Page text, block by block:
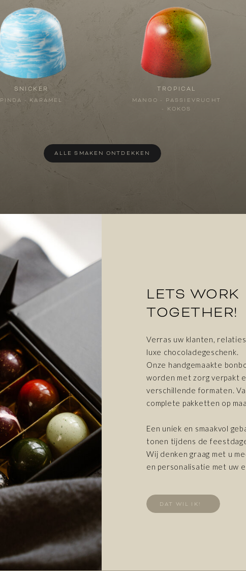
ALLE SMAKEN ONTDEKKEN
MANGO - PASSIEVRUCHT
- KOKOS
TROPICAL
PINDA - KARAMEL
SNICKER
Verras uw klanten,
luxe chocoladegeschenk.
Onze handgemaakte
worden met zorg verpakt
verschillende formaten.
complete pakketten op
Een uniek en smaakvol
tonen tijdens de
Wij denken graag met u
en personalisatie met uw
LETS WORK
TOGETHER!
DAT WIL IK!